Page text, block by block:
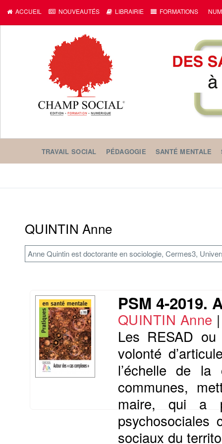
ACCUEIL NOUVEAUTÉS LIBRAIRIE FORMATIONS
TRAVAIL SOCIAL PÉDAGOGIE SANTÉ MENTALE
QUINTIN Anne
Anne Quintin est doctorante en sociologie, Cermes3,
PSM 4-2019.
QUINTIN Anne
Les RESAD
volonté
l’échelle de la
communes,
maire, qui a
psychosociales
sociaux du